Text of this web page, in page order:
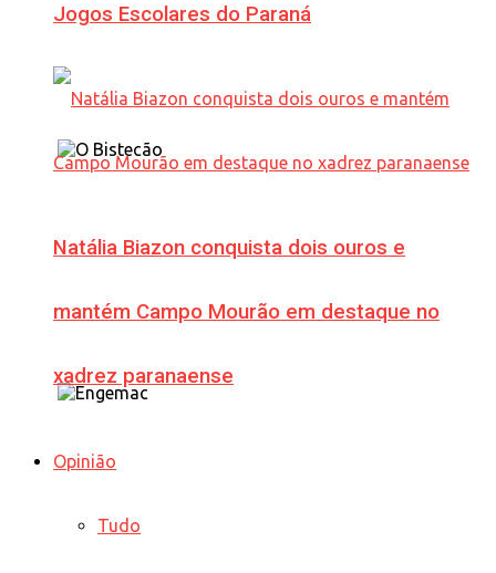
Jogos Escolares do Paraná
Natália Biazon conquista dois ouros e
mantém Campo Mourão em destaque no
xadrez paranaense
Opinião
Tudo